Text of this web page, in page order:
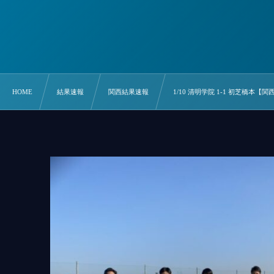
HOME 結果速報 関西結果速報 1/10 清明学院 1-1 初芝橋本【関